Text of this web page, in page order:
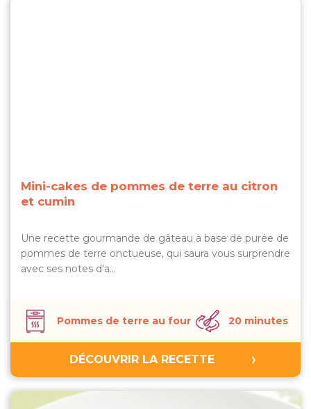
Mini-cakes de pommes de terre au citron
et cumin
Une recette gourmande de gâteau à base de purée de
pommes de terre onctueuse, qui saura vous surprendre
avec ses notes d'a…
Pommes de terre au four 20 minutes
DÉCOUVRIR LA RECETTE